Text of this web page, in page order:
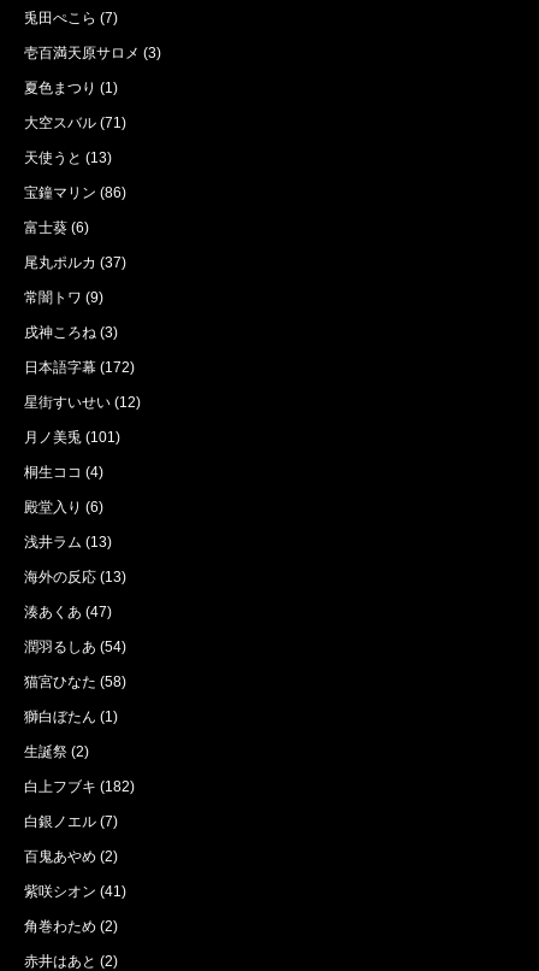
兎田ぺこら (7)
壱百満天原サロメ (3)
夏色まつり (1)
大空スバル (71)
天使うと (13)
宝鐘マリン (86)
富士葵 (6)
尾丸ポルカ (37)
常闇トワ (9)
戌神ころね (3)
日本語字幕 (172)
星街すいせい (12)
月ノ美兎 (101)
桐生ココ (4)
殿堂入り (6)
浅井ラム (13)
海外の反応 (13)
湊あくあ (47)
潤羽るしあ (54)
猫宮ひなた (58)
獅白ぼたん (1)
生誕祭 (2)
白上フブキ (182)
白銀ノエル (7)
百鬼あやめ (2)
紫咲シオン (41)
角巻わため (2)
赤井はあと (2)